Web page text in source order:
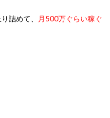
詰めて、
月500万ぐらい稼ぐ